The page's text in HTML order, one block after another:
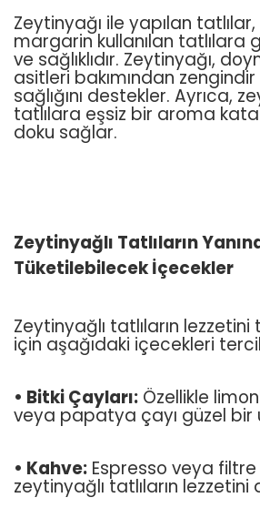
Zeytinyağı ile yapılan
margarin kullanılan tatlılara
ve sağlıklıdır. Zeytinyağı,
asitleri bakımından
sağlığını destekler. Ayrıca,
tatlılara eşsiz bir aroma
doku sağlar.
Zeytinyağlı Tatlıların
Tüketilebilecek İçecekler
Zeytinyağlı tatlıların
için aşağıdaki içecekleri
• Bitki Çayları: Özellikle
veya papatya çayı güzel bir
• Kahve: Espresso veya filtre
zeytinyağlı tatlıların lezzetini